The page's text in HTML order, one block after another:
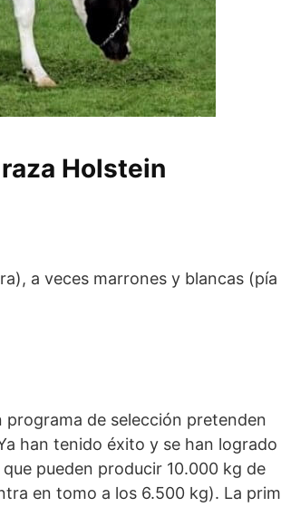
Holstein
a veces marrones y blancas (pía
programa de selección pretenden
han tenido éxito y se han logrado
pueden producir 10.000 kg de
en tomo a los 6.500 kg). La prim